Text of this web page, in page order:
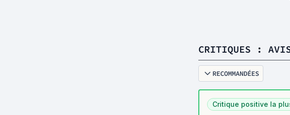
CRITIQUES :
RECOMMANDÉES
Critique positive la